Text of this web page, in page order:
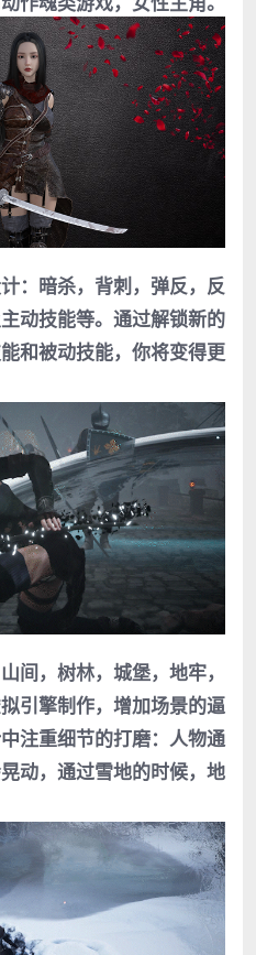
：暗杀，背刺，弹反，反
动技能等。通过解锁新的
和被动技能，你将变得更
间，树林，城堡，地牢，
引擎制作，增加场景的逼
注重细节的打磨：人物通
动，通过雪地的时候，地